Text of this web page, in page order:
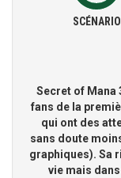
SCÉNARIO
Secret of Mana
fans de la
qui ont des
sans doute
graphiques). Sa
vie mais